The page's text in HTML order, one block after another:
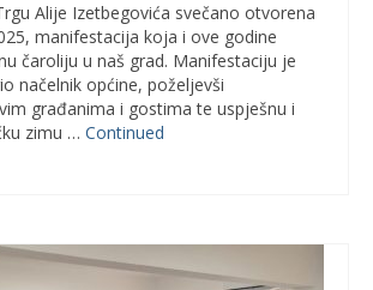
Alije Izetbegovića svečano otvorena
manifestacija koja i ove godine
čaroliju u naš grad. Manifestaciju je
načelnik općine, poželjevši
građanima i gostima te uspješnu i
zimu … Continued